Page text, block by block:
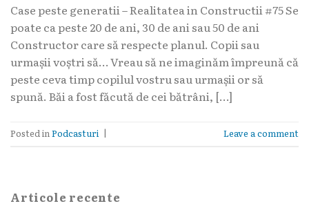
Articole recente
Case peste generatii – Realitatea in Constructii #75 Se
poate ca peste 20 de ani, 30 de ani sau 50 de ani
Constructor care să respecte planul. Copii sau
urmașii voștri să… Vreau să ne imaginăm împreună că
peste ceva timp copilul vostru sau urmașii or să
spună. Băi a fost făcută de cei bătrâni, […]
Posted inPodcasturi | Leave a comment